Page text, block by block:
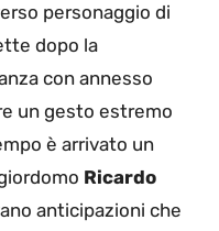
personaggio di
dopo la
con annesso
un gesto estremo
è arrivato un
Ricardo
anticipazioni che